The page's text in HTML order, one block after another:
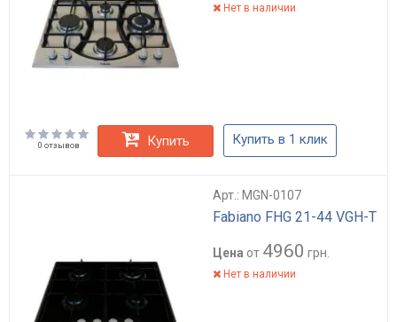
Нет в наличии
0 отзывов Купить Купить в 1 клик
Арт.: MGN-0107
Fabiano FHG 21-44 VGH-T
Цена от 4960 грн.
Нет в наличии